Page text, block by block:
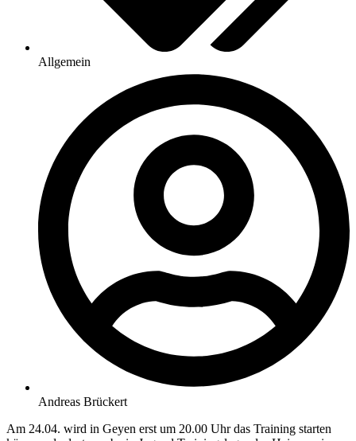
Allgemein
Andreas Brückert
Am 24.04. wird in Geyen erst um 20.00 Uhr das Training starten